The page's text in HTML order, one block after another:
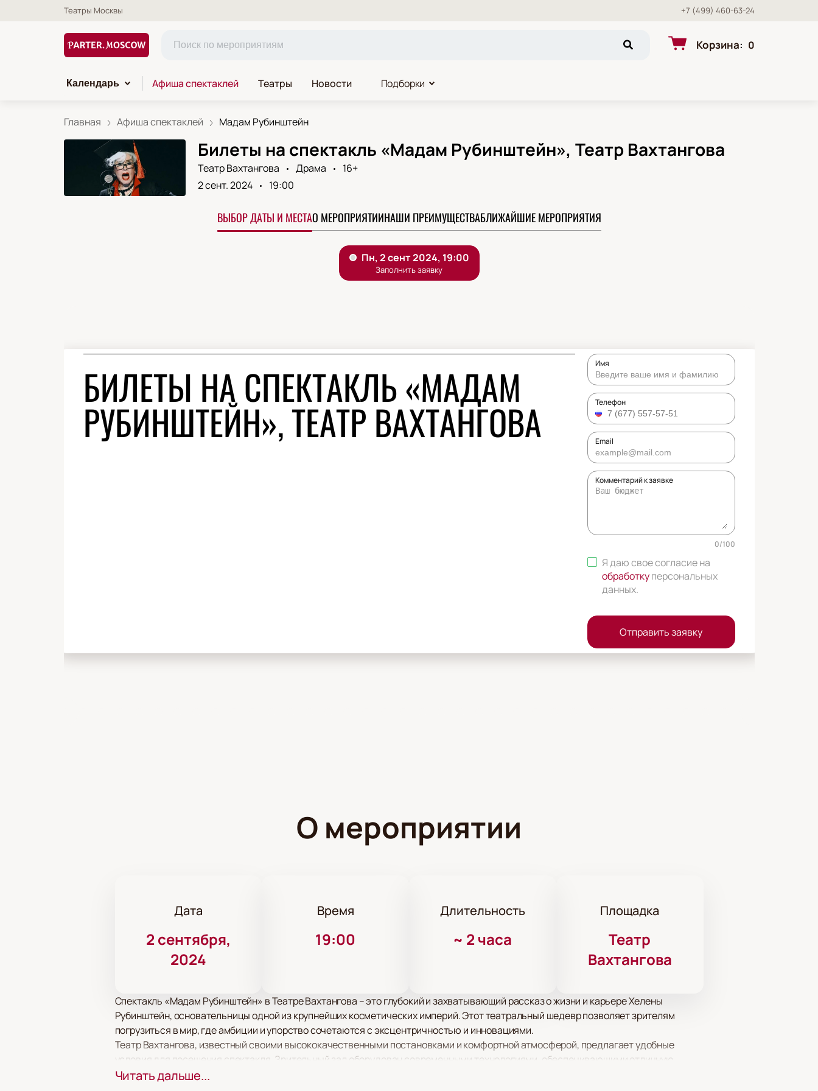
Театры Москвы +7 (499) 460-63-24
Корзина: 0
Календарь Афиша спектаклей Театры Новости Подборки
Главная Афиша спектаклей Мадам Рубинштейн
Билеты на спектакль «Мадам Рубинштейн», Театр Вахтангова
Театр Вахтангова Драма
16+
2 сент. 2024
19:00
ВЫБОР ДАТЫ И МЕСТАО МЕРОПРИЯТИИНАШИ ПРЕИМУЩЕСТВАБЛИЖАЙШИЕ МЕРОПРИЯТИЯ
БИЛЕТЫ НА СПЕКТАКЛЬ «МАДАМ
РУБИНШТЕЙН», ТЕАТР ВАХТАНГОВА
Имя
Телефон
Email
Комментарий к заявке
0/100
Я даю свое согласие на
обработкуперсональных
данных.
Отправить заявку
О мероприятии
Дата
2 сентября,
2024
Время
19:00
Длительность
~ 2 часа
Площадка
Театр
Вахтангова
Спектакль «Мадам Рубинштейн» в Театре Вахтангова – это глубокий и захватывающий рассказ о жизни и карьере Хелены
Рубинштейн, основательницы одной из крупнейших косметических империй. Этот театральный шедевр позволяет зрителям
погрузиться в мир, где амбиции и упорство сочетаются с эксцентричностью и инновациями.
Театр Вахтангова, известный своими высококачественными постановками и комфортной атмосферой, предлагает удобные
условия для посещения спектакля. Зрительный зал оборудован современными технологиями, обеспечивающими отличную
видимость и звук, что позволяет полностью насладиться игрой актеров и режиссерскими находками.
Читать дальше...